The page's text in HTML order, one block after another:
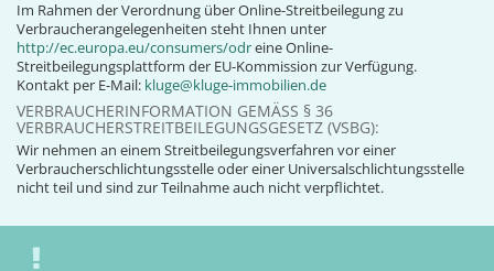
Im Rahmen der Verordnung über Online-Streitbeilegung zu
Verbraucherangelegenheiten steht Ihnen unter
http://ec.europa.eu/consumers/odreine Online-
Streitbeilegungsplattform der EU-Kommission zur Verfügung.
Kontakt per E-Mail: kluge@kluge-immobilien.de
VERBRAUCHERINFORMATION GEMÄSS § 36 V
ERBRAUCHERSTREITBEILEGUNGSGESETZ (VSBG):
Wir nehmen an einem Streitbeilegungsverfahren vor einer
Verbraucherschlichtungsstelle oder einer Universalschlichtungsstelle
nicht teil und sind zur Teilnahme auch nicht verpflichtet.